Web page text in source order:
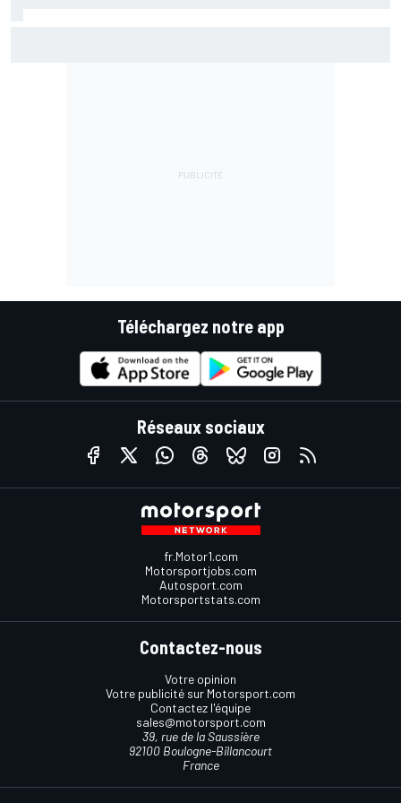
Téléchargez notre app
Réseaux sociaux
fr.Motor1.com
Motorsportjobs.com
Autosport.com
Motorsportstats.com
Contactez-nous
Votre opinion
Votre publicité sur Motorsport.com
Contactez l'équipe
sales@motorsport.com
39, rue de la Saussière
92100 Boulogne-Billancourt
France